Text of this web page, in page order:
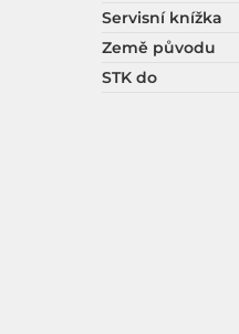
Servisní knížka
Země původu
STK do